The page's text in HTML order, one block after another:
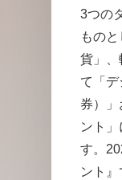
3つの
もの
貨」、
て「
券）」
ント
す。
ント